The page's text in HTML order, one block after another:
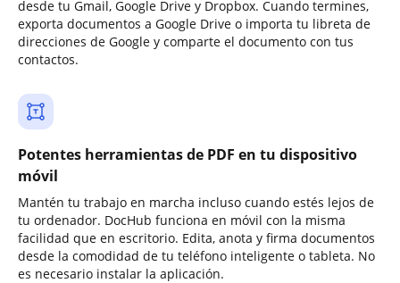
desde tu Gmail, Google Drive y Dropbox. Cuando termines,
exporta documentos a Google Drive o importa tu libreta de
direcciones de Google y comparte el documento con tus
contactos.
Potentes herramientas de PDF en tu dispositivo
móvil
Mantén tu trabajo en marcha incluso cuando estés lejos de
tu ordenador. DocHub funciona en móvil con la misma
facilidad que en escritorio. Edita, anota y firma documentos
desde la comodidad de tu teléfono inteligente o tableta. No
es necesario instalar la aplicación.